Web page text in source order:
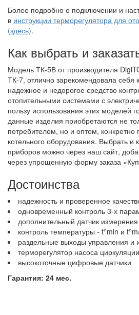
Более подробно о подключении и
в инструкции терморегулятора для
(здесь).
Как выбрать и
Модель ТК-5В от производителя
ТК-7, отлично зарекомендовала себя
надежное и недорогое средство
отопительными системами с
пользу использования этих моделей
данные изделия приобретаются не
потребителем, но и оптом, конкретно
котельного оборудования. Выбрать и
приборов можно через наш сайт,
через упрощенную форму заказа
Достоинства
надежность и проверенное
одновременный контроль 3-х
дополнительный датчик
контроль температуры - t°min и
раздельные выходы управления и
терморегулятор насоса циркуляции
высокоточные цифровые датчики
Гарантия: 24 мес.